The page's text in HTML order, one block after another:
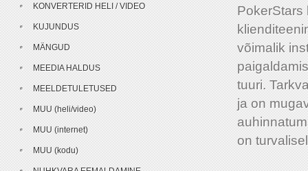
PokerStars
võimalik
tuuri.
ja on
on
KONVERTERID HELI / VIDEO
KUJUNDUS
MÄNGUD
MEEDIA HALDUS
MEELDETULETUSED
MUU (heli/video)
MUU (internet)
MUU (kodu)